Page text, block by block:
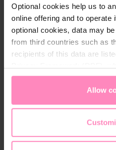
Optional cookies help us to
online offering and to operate
optional cookies, data may
from third countries such as
recipients of this data are
appropriate level of data
only allow
access and change your
Allow
einfach und sicher. Somit
Wasserspendersystems
durchgeführt werden.
Anwendungs- und
Wasserspenders sowie des
werden.
Das Reinigungs-System -
Das BWT EasyClean
eingedreht werden können.